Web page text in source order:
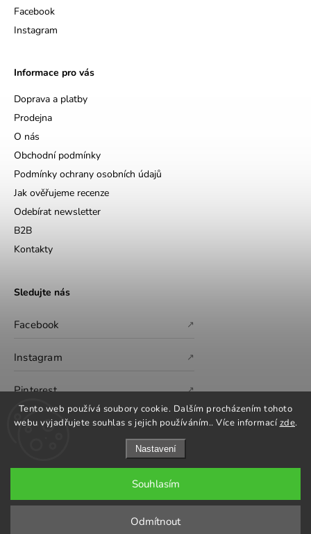
Tento web používá soubory cookie. Dalším procházením tohoto
webu vyjadřujete souhlas s jejich používáním.. Více informacízde.
Nastavení
Odmítnout
Souhlasím
Facebook
Instagram
Informace pro vás
Doprava a platby
Prodejna
O nás
Obchodní podmínky
Podmínky ochrany osobních údajů
Jak ověřujeme recenze
Odebírat newsletter
B2B
Kontakty
Sledujte nás
Facebook ↗
Instagram ↗
Pinterest ↗
Upravit nastavení cookies
Grafický návrh vytvořil a nakódoval